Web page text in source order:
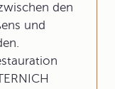
den
und